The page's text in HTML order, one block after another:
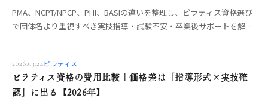
PMA、NCPT/NPCP、PHI、BASIの違いを整理し、ピラティス資格選び
で団体名より重視すべき実技指導・試験不安・卒業後サポートを解説
2026.03.24ピラティス
ピラティス資格の費用比較｜価格差は「指導形式×実技確
認」に出る【2026年】